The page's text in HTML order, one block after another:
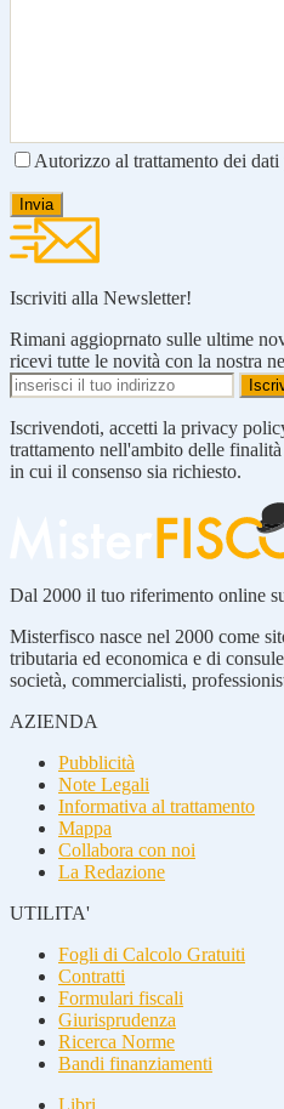
Autorizzo al trattamento dei dati
Iscriviti alla Newsletter!
Rimani aggioprnato sulle ultime
ricevi tutte le novità con la nostra
Iscrivendoti, accetti la privacy
trattamento nell'ambito delle
in cui il consenso sia richiesto.
Dal 2000 il tuo riferimento online
Misterfisco nasce nel 2000 come
tributaria ed economica e di
società, commercialisti,
AZIENDA
Pubblicità
Note Legali
Informativa al trattamento
Mappa
Collabora con noi
La Redazione
UTILITA'
Fogli di Calcolo Gratuiti
Contratti
Formulari fiscali
Giurisprudenza
Ricerca Norme
Bandi finanziamenti
Libri